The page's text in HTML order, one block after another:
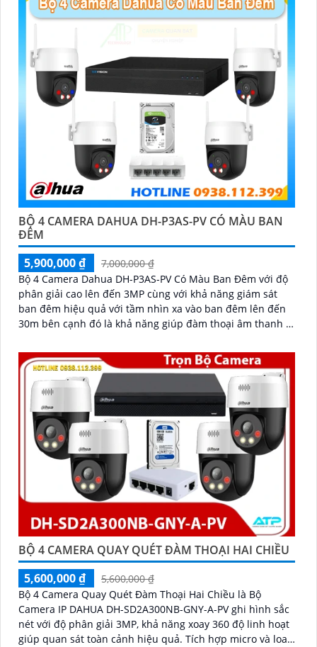
Camera Dahua được đánh giá cao với độ phân giải
cao, tính năng thông minh và độ tin cậy.💖
Nếu bạn
muốn tìm camera Dahua giá rẻ, bạn có thể tham khảo
trên các website thương mại điện tử hoặc tại các cửa
hàng điện tử.
Hy vọng rằng những thông tin trên sẽ giúp bạn chọn
lựa được Camera Dahua chính hãng, giá rẻ và chất
lượng. Nếu bạn có thêm câu hỏi hoặc cần tư vấn
thêm, đừng ngần ngại để lại Cung cấp cho công trình
BỘ 4 CAMERA DAHUA DH-P3AS-PV CÓ MÀU BAN
ĐÊM
5,900,000 ₫
7,000,000 ₫
Bộ 4 Camera Dahua DH-P3AS-PV Có Màu Ban Đêm với độ
phân giải cao lên đến 3MP cùng với khả năng giám sát
ban đêm hiệu quả với tầm nhìn xa vào ban đêm lên đến
30m bên cạnh đó là khả năng giúp đàm thoại âm thanh 2
nhập
BỘ 4 CAMERA QUAY QUÉT ĐÀM THOẠI HAI CHIỀU
5,600,000 ₫
5,600,000 ₫
Bộ 4 Camera Quay Quét Đàm Thoại Hai Chiều là Bộ
Camera IP DAHUA DH-SD2A300NB-GNY-A-PV ghi hình sắc
nét với độ phân giải 3MP, khả năng xoay 360 độ linh hoạt
giúp quan sát toàn cảnh hiệu quả. Tích hợp micro và loa,